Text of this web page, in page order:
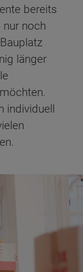
bereits
noch
länger
individuell